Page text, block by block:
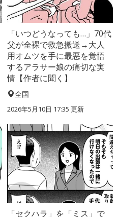
「いつどうなっても…」70代
父が全裸で救急搬送→大人
用オムツを手に最悪を覚悟
するアラサー娘の痛切な実
情【作者に聞く】
全国
2026年5月10日 17:35 更新
「セクハラ」を「ミス」で